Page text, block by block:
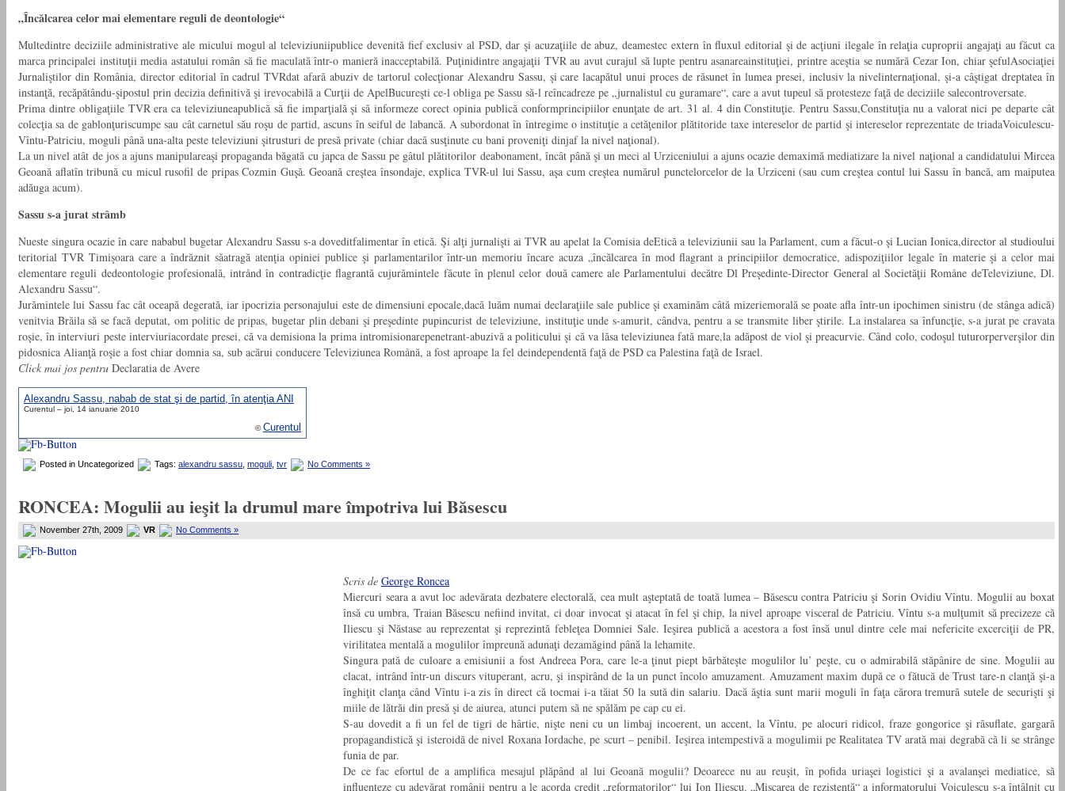
„Încălcarea celor mai elementare reguli de deontologie“
Multedintre deciziile administrative ale micului mogul al televiziuniipublice devenită fief exclusiv al PSD, dar şi acuzaţiile de abuz, deamestec extern în fluxul editorial şi de acţiuni ilegale în relaţia cuproprii angajaţi au făcut ca
marca principalei instituţii media astatului român să fie maculată într-o manieră inacceptabilă. Puţinidintre angajaţii TVR au avut curajul să lupte pentru asanareainstituţiei, printre aceştia se numără Cezar Ion, chiar şefulAsociaţiei
Jurnaliştilor din România, director editorial în cadrul TVRdat afară abuziv de tartorul colecţionar Alexandru Sassu, şi care lacapătul unui proces de răsunet în lumea presei, inclusiv la nivelinternaţional, şi-a câştigat dreptatea în
instanţă, recăpătându-şipostul prin decizia definitivă şi irevocabilă a Curţii de ApelBucureşti ce-l obliga pe Sassu să-l reîncadreze pe „jurnalistul cu guramare“, care a avut tupeul să protesteze faţă de deciziile salecontroversate.
Prima dintre obligaţiile TVR era ca televiziuneapublică să fie imparţială şi să informeze corect opinia publică conformprincipiilor enunţate de art. 31 al. 4 din Constituţie. Pentru Sassu,Constituţia nu a valorat nici pe departe cât
colecţia sa de gablonţuriscumpe sau cât carnetul său roşu de partid, ascuns în seiful de labancă. A subordonat în întregime o instituţie a cetăţenilor plătitoride taxe intereselor de partid şi intereselor reprezentate de triadaVoiculescu-
Vîntu-Patriciu, moguli până una-alta peste televiziuni şitrusturi de presă private (chiar dacă susţinute cu bani proveniţi dinjaf la nivel naţional).
La un nivel atât de jos a ajuns manipulareaşi propaganda băgată cu japca de Sassu pe gâtul plătitorilor deabonament, încât până şi un meci al Urziceniului a ajuns ocazie demaximă mediatizare la nivel naţional a candidatului Mircea
Geoană aflatîn tribună cu micul rusofil de pripas Cozmin Guşă. Geoană creştea însondaje, explica TVR-ul lui Sassu, aşa cum creştea numărul punctelorcelor de la Urziceni (sau cum creştea contul lui Sassu în bancă, am maiputea
adăuga acum).
Sassu s-a jurat strâmb
Nueste singura ocazie în care nababul bugetar Alexandru Sassu s-a doveditfalimentar în etică. Şi alţi jurnalişti ai TVR au apelat la Comisia deEtică a televiziunii sau la Parlament, cum a făcut-o şi Lucian Ionica,director al studioului
teritorial TVR Timişoara care a îndrăznit săatragă atenţia opiniei publice şi parlamentarilor într-un memoriu încare acuza „încălcarea în mod flagrant a principiilor democratice, adispoziţiilor legale în materie şi a celor mai
elementare reguli dedeontologie profesională, intrånd în contradicţie flagrantă cujurămintele făcute în plenul celor două camere ale Parlamentului decătre Dl Preşedinte-Director General al Societăţii Romåne deTeleviziune, Dl.
Alexandru Sassu“.
Jurămintele lui Sassu fac cât oceapă degerată, iar ipocrizia personajului este de dimensiuni epocale,dacă luăm numai declaraţiile sale publice şi examinăm câtă mizeriemorală se poate afla într-un ipochimen sinistru (de stânga adică)
venitvia Brăila să se facă deputat, om politic de pripas, bugetar plin debani şi preşedinte pupincurist de televiziune, instituţie unde s-amurit, cândva, pentru a se transmite liber ştirile. La instalarea sa înfuncţie, s-a jurat pe cravata
roşie, în interviuri peste interviuriacordate presei, că va demisiona la prima intromisionarepenetrant-abuzivă a politicului şi că va lăsa televiziunea fată mare,la adăpost de viol şi preacurvie. Când colo, codoşul tuturorperverşilor din
pidosnica Alianţă roşie a fost chiar domnia sa, sub acărui conducere Televiziunea Romånă, a fost aproape la fel deindependentă faţă de PSD ca Palestina faţă de Israel.
Click mai jos pentru Declaratia de Avere
Alexandru Sassu, nabab de stat şi de partid, în atenţia ANI
Curentul – joi, 14 ianuarie 2010
©Curentul
Posted in Uncategorized Tags: alexandru sassu moguli tvr No Comments »
RONCEA: Mogulii au ieşit la drumul mare împotriva lui Băsescu
November 27th, 2009 VR No Comments »
Scris de George Roncea
Miercuri seara a avut loc adevărata dezbatere electorală, cea mult aşteptată de toată lumea – Băsescu contra Patriciu şi Sorin Ovidiu Vîntu. Mogulii au boxat
însă cu umbra, Traian Băsescu nefiind invitat, ci doar invocat şi atacat în fel şi chip, la nivel aproape visceral de Patriciu. Vîntu s-a mulţumit să precizeze că
Iliescu şi Năstase au reprezentat şi reprezintă febleţea Domniei Sale. Ieşirea publică a acestora a fost însă unul dintre cele mai nefericite excerciţii de PR,
virilitatea mentală a mogulilor împreună adunaţi dezamăgind până la lehamite.
Singura pată de culoare a emisiunii a fost Andreea Pora, care le-a ţinut piept bărbăteşte mogulilor lu’ peşte, cu o admirabilă stăpânire de sine. Mogulii au
clacat, intrând într-un discurs vituperant, acru, şi inspirând de la un punct încolo amuzament. Amuzament maxim după ce o fătucă de Trust tare-n clanţă şi-a
înghiţit clanţa când Vîntu i-a zis în direct că tocmai i-a tăiat 50 la sută din salariu. Dacă ăştia sunt marii moguli în faţa cărora tremură sutele de securişti şi
miile de lătrăi din presă şi de aiurea, atunci putem să ne spălăm pe cap cu ei.
S-au dovedit a fi un fel de tigri de hârtie, nişte neni cu un limbaj incoerent, un accent, la Vîntu, pe alocuri ridicol, fraze gongorice şi răsuflate, gargară
propagandistică şi isteroidă de nivel Roxana Iordache, pe scurt – penibil. Ieşirea intempestivă a mogulimii pe Realitatea TV arată mai degrabă că li se strânge
funia de par.
De ce fac efortul de a amplifica mesajul plăpând al lui Geoană mogulii? Deoarece nu au reuşit, în pofida uriaşei logistici şi a avalanşei mediatice, să
influenţeze cu adevărat românii pentru a le acorda credit „reformatorilor“ lui Ion Iliescu. „Mişcarea de rezistenţă“ a informatorului Voiculescu s-a întâlnit cu